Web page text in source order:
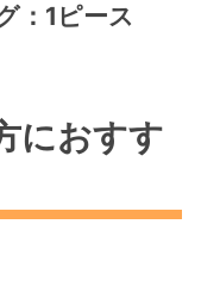
：1ピース
におすす